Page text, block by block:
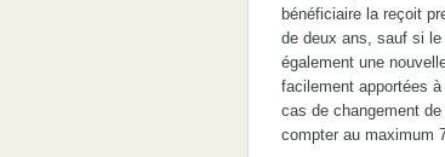
bénéficiaire la reçoit
de deux ans, sauf si le
également une
facilement apportées
cas de changement
compter au maximum